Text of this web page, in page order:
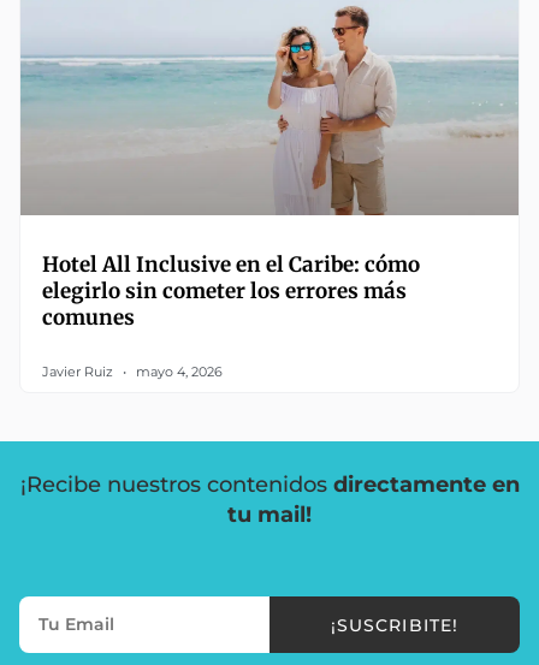
Hotel All Inclusive en el Caribe: cómo
elegirlo sin cometer los errores más
comunes
Javier Ruiz mayo 4, 2026
¡Recibe nuestros contenidos directamente en
tu mail!
¡SUSCRIBITE!